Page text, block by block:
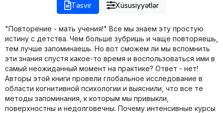
Təsvir Xüsusiyyətlər
"Повторение - мать учения!" Все мы знаем эту простую
истину с детства. Чем больше зубришь и чаще повторяешь,
тем лучше запоминаешь. Но вот сможем ли мы вспомнить
эти знания спустя какое-то время и воспользоваться ими в
самый неожиданный момент на практике? Ответ - нет!
Авторы этой книги провели глобальное исследование в
области когнитивной психологии и выяснили, что все те
методы запоминания, к которым мы привыкли,
поверхностны и недолговечны. Почему интенсивные курсы